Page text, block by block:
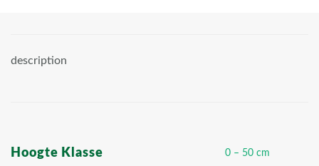
description
Hoogte Klasse 0 – 50 cm